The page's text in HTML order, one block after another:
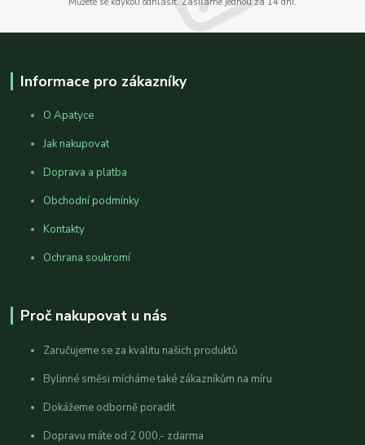
Informace pro zákazníky
O Apatyce
Jak nakupovat
Doprava a platba
Obchodní podmínky
Kontakty
Ochrana soukromí
Proč nakupovat u nás
Zaručujeme se za kvalitu našich produktů
Bylinné směsi mícháme také zákazníkům na míru
Dokážeme odborně poradit
Dopravu máte od 2 000,- zdarma